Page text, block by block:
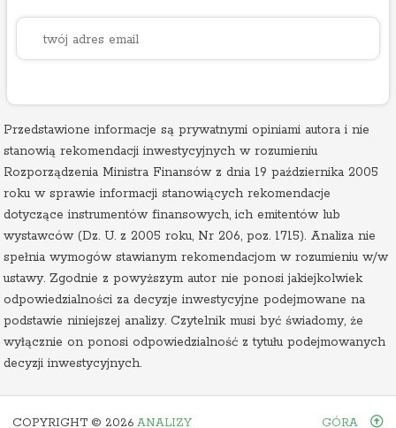
Przedstawione informacje są prywatnymi opiniami autora i nie
stanowią rekomendacji inwestycyjnych w rozumieniu
Rozporządzenia Ministra Finansów z dnia 19 października 2005
roku w sprawie informacji stanowiących rekomendacje
dotyczące instrumentów finansowych, ich emitentów lub
wystawców (Dz. U. z 2005 roku, Nr 206, poz. 1715). Analiza nie
spełnia wymogów stawianym rekomendacjom w rozumieniu w/w
ustawy. Zgodnie z powyższym autor nie ponosi jakiejkolwiek
odpowiedzialności za decyzje inwestycyjne podejmowane na
podstawie niniejszej analizy. Czytelnik musi być świadomy, że
wyłącznie on ponosi odpowiedzialność z tytułu podejmowanych
decyzji inwestycyjnych.
COPYRIGHT © 2026ANALIZY GÓRA